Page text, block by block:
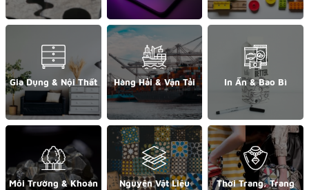
Gia Dụng & Nội Thất Hàng Hải & Vận Tải In Ấn & Bao Bì
Môi Trường & Khoán
Nguyên Vật Liệu
Thời Trang, Trang